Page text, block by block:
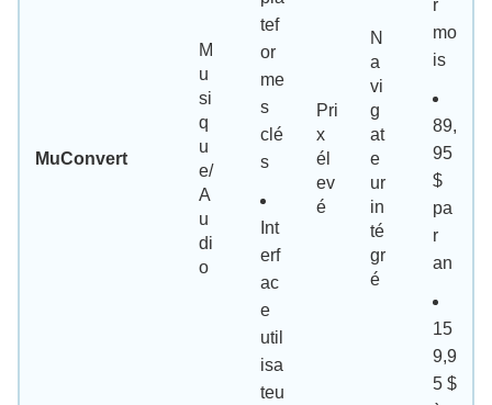
MuConvert
M
u
si
q
u
e/
A
u
di
o
tef
or
me
s
clé
s
Int
erf
ac
e
util
isa
teu
Pri
x
él
ev
é
N
a
vi
g
at
e
ur
in
té
gr
é
r
mo
is
89,
95
$
pa
r
an
15
9,9
5 $